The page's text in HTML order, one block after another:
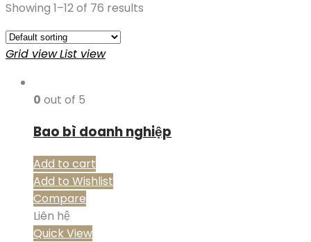
Showing 1–12 of 76 results
Grid viewList view
0 out of 5
Bao bì doanh nghiệp
Add to cart
Add to Wishlist
Compare
Liên hệ
Quick View